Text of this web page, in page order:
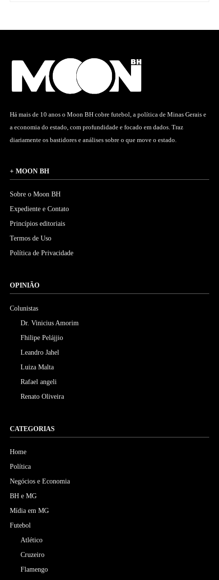
Há mais de 10 anos o Moon BH cobre futebol, a política de Minas Gerais e
a economia do estado, com profundidade e focado em dados. Traz
diariamente os bastidores e análises sobre o que move o estado.
+ MOON BH
Sobre o Moon BH
Expediente e Contato
Princípios editoriais
Termos de Uso
Política de Privacidade
OPINIÃO
Colunistas
Dr. Vinicius Amorim
Fhilipe Pelájjio
Leandro Jahel
Luiza Malta
Rafael angeli
Renato Oliveira
CATEGORIAS
Home
Política
Negócios e Economia
BH e MG
Mídia em MG
Futebol
Atlético
Cruzeiro
Flamengo